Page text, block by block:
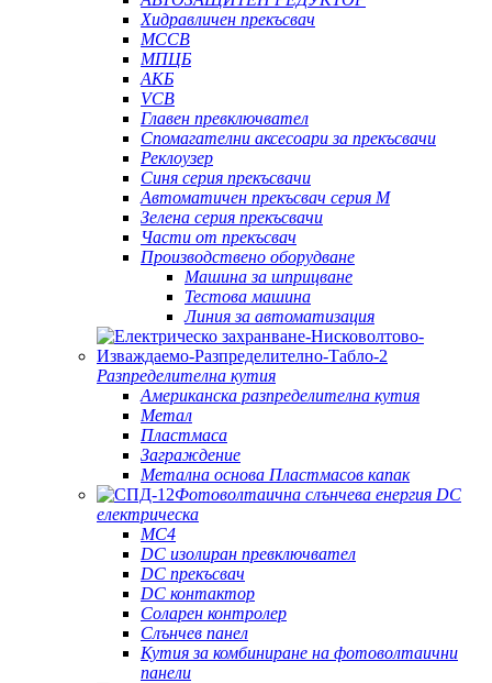
Хидравличен прекъсвач
MCCB
МПЦБ
АКБ
VCB
Главен превключвател
Спомагателни аксесоари за прекъсвачи
Реклоузер
Синя серия прекъсвачи
Автоматичен прекъсвач серия M
Зелена серия прекъсвачи
Части от прекъсвач
Производствено оборудване
Машина за шприцване
Тестова машина
Линия за автоматизация
Разпределителна кутия
Американска разпределителна кутия
Метал
Пластмаса
Заграждение
Метална основа Пластмасов капак
Фотоволтаична слънчева енергия DC
електрическа
MC4
DC изолиран превключвател
DC прекъсвач
DC контактор
Соларен контролер
Слънчев панел
Кутия за комбиниране на фотоволтаични
панели